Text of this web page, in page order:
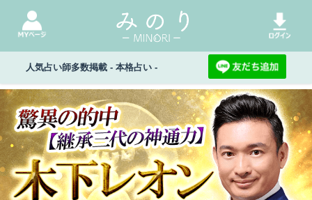
人気占い師多数掲載 - 本格占い -